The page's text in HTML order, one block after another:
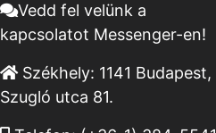
Vedd fel velünk a
kapcsolatot Messenger-en!
Székhely: 1141 Budapest,
Szugló utca 81.